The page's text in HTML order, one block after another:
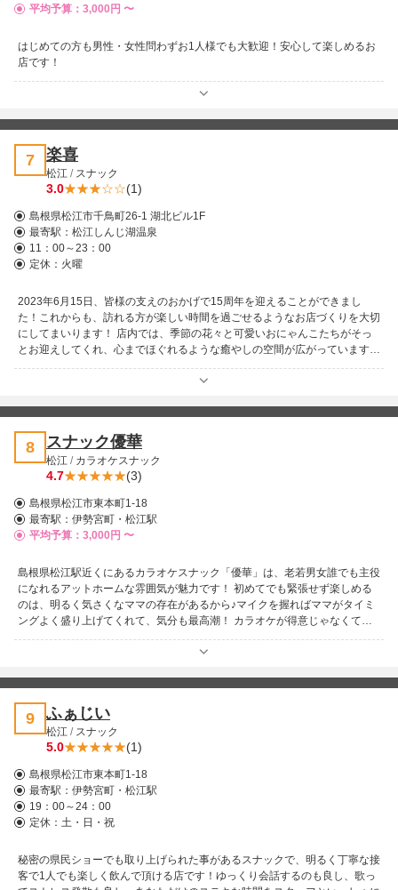
平均予算：3,000円 〜
はじめての方も男性・女性問わずお1人様でも大歓迎！安心して楽しめるお
店です！
7 楽喜
松江 / スナック
3.0 (1)
島根県松江市千鳥町26-1 湖北ビル1F
最寄駅： 松江しんじ湖温泉
11：00～23：00
定休：火曜
2023年6月15日、皆様の支えのおかげで15周年を迎えることができまし
た！これからも、訪れる方が楽しい時間を過ごせるようなお店づくりを大切
にしてまいります！ 店内では、季節の花々と可愛いおにゃんこたちがそっ
とお迎えしてくれ、心までほぐれるような癒やしの空間が広がっています。
目で見て、耳で感じて、心で楽しめる――そんなひとときをお届けします♪
ご新規様や女性のお一人様も大歓迎！初めての方でも安心して過ごせるアッ
8 スナック優華
松江 / カラオケスナック
4.7 (3)
島根県松江市東本町1-18
最寄駅： 伊勢宮町・松江駅
平均予算：3,000円 〜
島根県松江駅近くにあるカラオケスナック「優華」は、老若男女誰でも主役
になれるアットホームな雰囲気が魅力です！ 初めてでも緊張せず楽しめる
のは、明るく気さくなママの存在があるから♪マイクを握ればママがタイミ
ングよく盛り上げてくれて、気分も最高潮！ カラオケが得意じゃなくても
大丈夫、ここでは楽しんだもの勝ち♪お酒を片手に笑って歌えば、自然とお
隣さんとも仲良くなれる、そんなあったかい空間です。旅行の夜も、仕事帰
9 ふぁじい
松江 / スナック
5.0 (1)
島根県松江市東本町1-18
最寄駅： 伊勢宮町・松江駅
19：00～24：00
定休：土・日・祝
秘密の県民ショーでも取り上げられた事があるスナックで、明るく丁寧な接
客で1人でも楽しく飲んで頂ける店です！ゆっくり会話するのも良し、歌っ